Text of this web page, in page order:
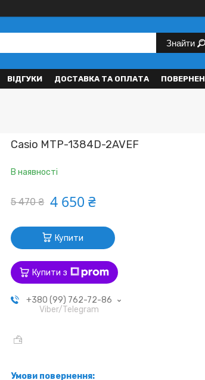
Знайти
ВІДГУКИ ДОСТАВКА ТА ОПЛАТА
Casio MTP-1384D-2AVEF
В наявності
5 470 ₴ 4 650 ₴
Купити
Купити з
+380 (99) 762-72-86
Viber/Telegram